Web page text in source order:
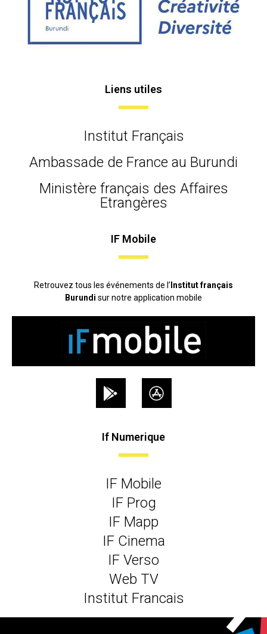
Liens utiles
Institut Français
Ambassade de France au Burundi
Ministère français des Affaires
Etrangères
IF Mobile
Retrouvez tous les événements de l’ Institut français
Burundi sur notre application mobile
If Numerique
IF Mobile
IF Prog
IF Mapp
IF Cinema
IF Verso
Web TV
Institut Francais